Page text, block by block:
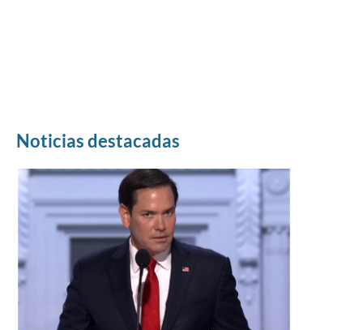
Noticias destacadas